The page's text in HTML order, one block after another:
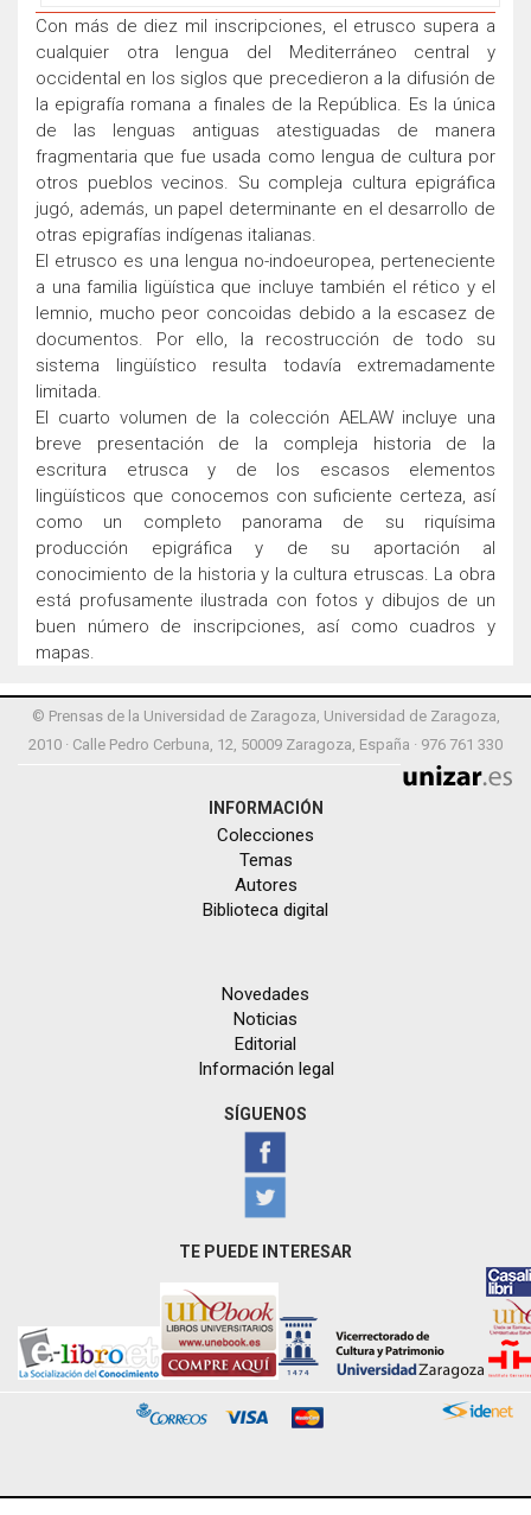
Con más de diez mil inscripciones, el etrusco supera a
cualquier otra lengua del Mediterráneo central y
occidental en los siglos que precedieron a la difusión de
la epigrafía romana a finales de la República. Es la única
de las lenguas antiguas atestiguadas de manera
fragmentaria que fue usada como lengua de cultura por
otros pueblos vecinos. Su compleja cultura epigráfica
jugó, además, un papel determinante en el desarrollo de
otras epigrafías indígenas italianas.
El etrusco es una lengua no-indoeuropea, perteneciente
a una familia ligüística que incluye también el rético y el
lemnio, mucho peor concoidas debido a la escasez de
documentos. Por ello, la recostrucción de todo su
sistema lingüístico resulta todavía extremadamente
limitada.
El cuarto volumen de la colección AELAW incluye una
breve presentación de la compleja historia de la
escritura etrusca y de los escasos elementos
lingüísticos que conocemos con suficiente certeza, así
como un completo panorama de su riquísima
producción epigráfica y de su aportación al
conocimiento de la historia y la cultura etruscas. La obra
está profusamente ilustrada con fotos y dibujos de un
buen número de inscripciones, así como cuadros y
mapas.
© Prensas de la Universidad de Zaragoza, Universidad de Zaragoza,
2010 · Calle Pedro Cerbuna, 12, 50009 Zaragoza, España · 976 761 330
INFORMACIÓN
Colecciones
Temas
Autores
Biblioteca digital
Novedades
Noticias
Editorial
Información legal
SÍGUENOS
TE PUEDE INTERESAR